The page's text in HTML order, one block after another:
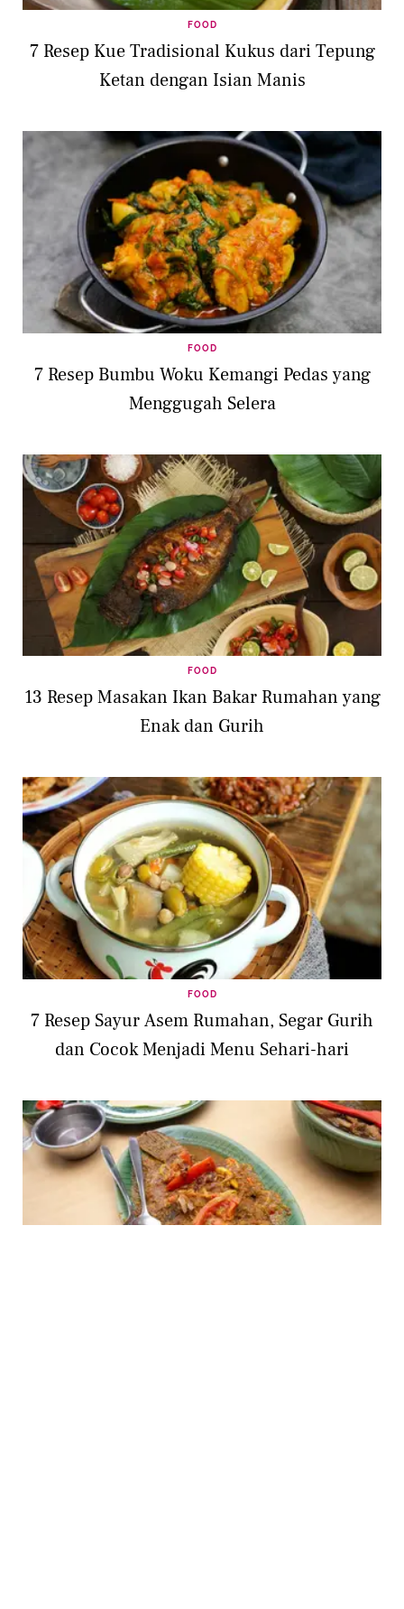
FOOD
7 Resep Kue Tradisional Kukus dari Tepung
Ketan dengan Isian Manis
FOOD
7 Resep Bumbu Woku Kemangi Pedas yang
Menggugah Selera
FOOD
13 Resep Masakan Ikan Bakar Rumahan yang
Enak dan Gurih
FOOD
7 Resep Sayur Asem Rumahan, Segar Gurih
dan Cocok Menjadi Menu Sehari-hari